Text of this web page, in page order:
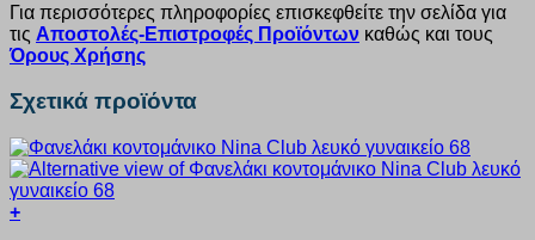
Για περισσότερες πληροφορίες επισκεφθείτε την σελίδα για
τις Αποστολές-Επιστροφές Προϊόντων καθώς και τους
Όρους Χρήσης
Σχετικά προϊόντα
+